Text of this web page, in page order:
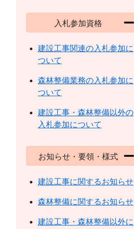
入札参加資格
建設工事関連の入札参加に
ついて
森林整備業務の入札参加に
ついて
建設工事・森林整備以外の
入札参加について
お知らせ・要領・様式
建設工事に関するお知らせ
森林整備に関するお知らせ
建設工事・森林整備以外に